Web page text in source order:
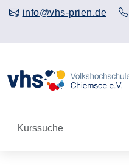
info@vhs-prien.de